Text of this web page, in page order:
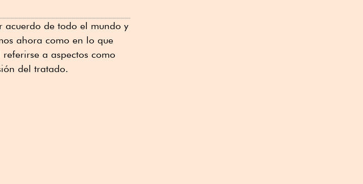
acuerdo de todo el mundo y
ahora como en lo que
a aspectos como
del tratado.